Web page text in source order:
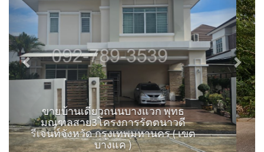
ขายที่ดินถ.ชัยบุรี1 พิษณุโลก ใกล้วัด
อรัญญิก พระพุทธชินราชโครงการ
ที่ดินเปล่าเมืองพิษณุโลกจังหวัด
พิษณุโลก ( เมืองพิษณุโลก )